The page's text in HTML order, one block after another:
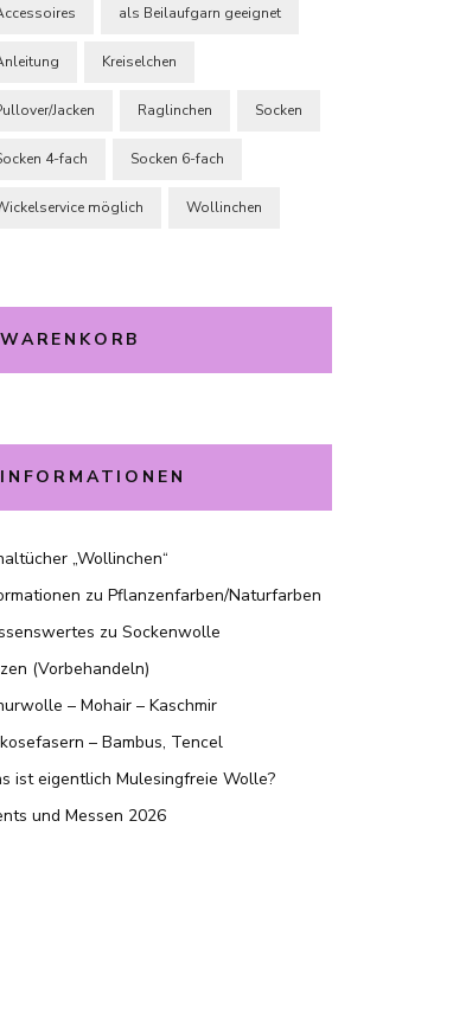
als Beilaufgarn geeignet
Kreiselchen
Jacken Raglinchen Socken
4-fach Socken 6-fach
möglich Wollinchen
WARENKORB
INFORMATIONEN
„Wollinchen“
zu Pflanzenfarben/Naturfarben
zu Sockenwolle
(Vorbehandeln)
– Mohair – Kaschmir
– Bambus, Tencel
ist eigentlich Mulesingfreie Wolle?
und Messen 2026